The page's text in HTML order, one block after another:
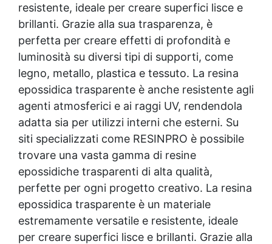
resistente, ideale per creare superfici lisce e
brillanti. Grazie alla sua trasparenza, è
perfetta per creare effetti di profondità e
luminosità su diversi tipi di supporti, come
legno, metallo, plastica e tessuto. La resina
epossidica trasparente è anche resistente agli
agenti atmosferici e ai raggi UV, rendendola
adatta sia per utilizzi interni che esterni. Su
siti specializzati come RESINPRO è possibile
trovare una vasta gamma di resine
epossidiche trasparenti di alta qualità,
perfette per ogni progetto creativo. La resina
epossidica trasparente è un materiale
estremamente versatile e resistente, ideale
per creare superfici lisce e brillanti. Grazie alla